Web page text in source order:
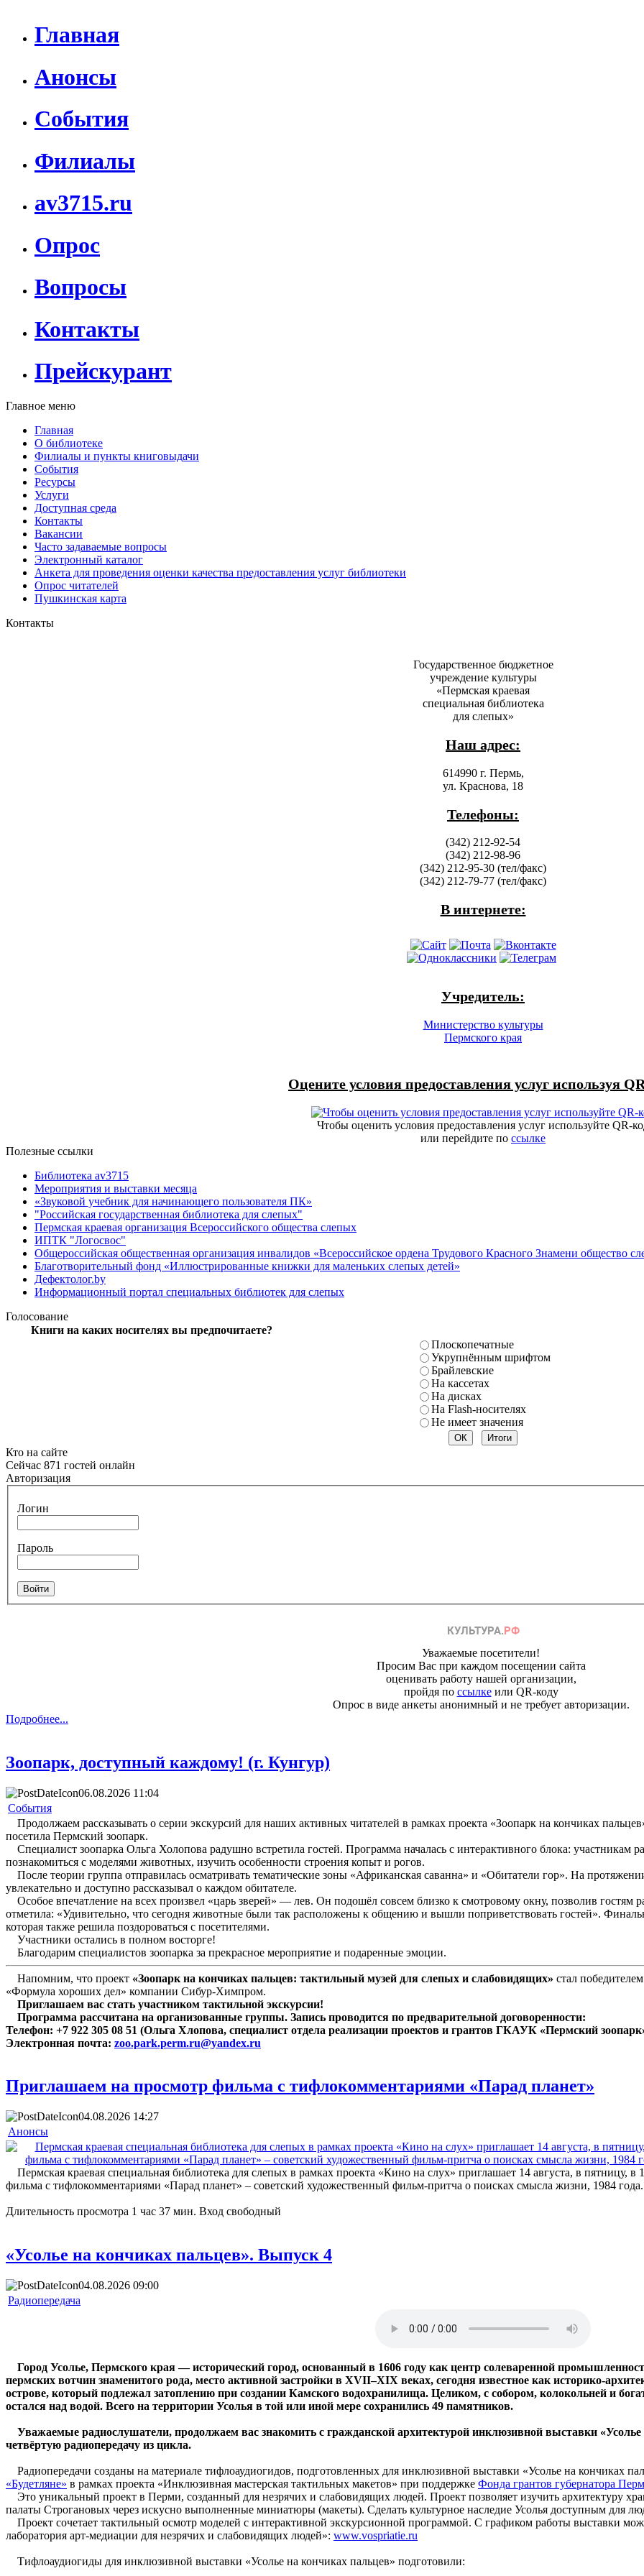
Главная
Анонсы
События
Филиалы
av3715.ru
Опрос
Вопросы
Контакты
Прейскурант
Главное меню
Главная
О библиотеке
Филиалы и пункты книговыдачи
События
Ресурсы
Услуги
Доступная среда
Контакты
Вакансии
Часто задаваемые вопросы
Электронный каталог
Анкета для проведения оценки качества предоставления услуг библиотеки
Опрос читателей
Пушкинская карта
Контакты
Государственное бюджетное
учреждение культуры
«Пермская краевая
специальная библиотека
для слепых»
Наш адрес:
614990 г. Пермь,
ул. Краснова, 18
Телефоны:
(342) 212-92-54
(342) 212-98-96
(342) 212-95-30 (тел/факс)
(342) 212-79-77 (тел/факс)
В интернете:
Учредитель:
Министерство культуры
Пермского края
Оцените условия предоставления услуг используя
Чтобы оценить условия предоставления услуг используйте QR-
или перейдите по ссылке
Полезные ссылки
Библиотека av3715
Мероприятия и выставки месяца
«Звуковой учебник для начинающего пользователя ПК»
"Российская государственная библиотека для слепых"
Пермская краевая организация Всероссийского общества слепых
ИПТК "Логосвос"
Общероссийская общественная организация инвалидов «Всероссийское ордена Трудового Красного Знамени общество
Благотворительный фонд «Иллюстрированные книжки для маленьких слепых детей»
Дефектолог.by
Информационный портал специальных библиотек для слепых
Голосование
Книги на каких носителях вы предпочитаете?
Плоскопечатные
Укрупнённым шрифтом
Брайлевские
На кассетах
На дисках
На Flash-носителях
Не имеет значения
Кто на сайте
Сейчас 871 гостей онлайн
Авторизация
Логин
Пароль
Уважаемые посетители!
Просим Вас при каждом посещении сайта
оценивать работу нашей организации,
пройдя по ссылкеили QR-коду
Опрос в виде анкеты анонимный и не требует авторизации.
Подробнее...
Зоопарк, доступный каждому! (г. Кунгур)
06.08.2026 11:04
События
Продолжаем рассказывать о серии экскурсий для наших активных читателей в рамках проекта «Зоопарк на кончиках
посетила Пермский зоопарк.
Специалист зоопарка Ольга Холопова радушно встретила гостей. Программа началась с интерактивного блока: участникам
познакомиться с моделями животных, изучить особенности строения копыт и рогов.
После теории группа отправилась осматривать тематические зоны «Африканская саванна» и «Обитатели гор». На
увлекательно и доступно рассказывал о каждом обитателе.
Особое впечатление на всех произвел «царь зверей» — лев. Он подошёл совсем близко к смотровому окну, позволив гостям
отметила: «Удивительно, что сегодня животные были так расположены к общению и вышли поприветствовать гостей».
которая также решила поздороваться с посетителями.
Участники остались в полном восторге!
Благодарим специалистов зоопарка за прекрасное мероприятие и подаренные эмоции.
Напомним, что проект «Зоопарк на кончиках пальцев: тактильный музей для слепых и слабовидящих» стал
«Формула хороших дел» компании Сибур-Химпром.
Приглашаем вас стать участником тактильной экскурсии!
Программа рассчитана на организованные группы. Запись проводится по предварительной договоренности:
Телефон: +7 922 305 08 51 (Ольга Хлопова, специалист отдела реализации проектов и грантов ГКАУК «Пермский
Электронная почта: zoo.park.perm.ru@yandex.ru
Приглашаем на просмотр фильма с тифлокомментариями «Парад планет»
04.08.2026 14:27
Анонсы
Пермская краевая специальная библиотека для слепых в рамках проекта «Кино на слух» приглашает 14 августа, в пятницу,
фильма с тифлокомментариями «Парад планет» – советский художественный фильм-притча о поисках смысла жизни, 1984 года.
Длительность просмотра 1 час 37 мин. Вход свободный
«Усолье на кончиках пальцев». Выпуск 4
04.08.2026 09:00
Радиопередача
Город Усолье, Пермского края — исторический город, основанный в 1606 году как центр солеваренной
пермских вотчин знаменитого рода, место активной застройки в XVII–XIX веках, сегодня известное как историко-
острове, который подлежал затоплению при создании Камского водохранилища. Целиком, с собором, колокольней и
остался над водой. Всего на территории Усолья в той или иной мере сохранились 49 памятников.
Уважаемые радиослушатели, продолжаем вас знакомить с гражданской архитектурой инклюзивной выставки
четвёртую радиопередачу из цикла.
Радиопередачи созданы на материале тифлоаудиогидов, подготовленных для инклюзивной выставки «Усолье на кончиках
«Будетляне» в рамках проекта «Инклюзивная мастерская тактильных макетов» при поддержке Фонда грантов губернатора
Это уникальный проект в Перми, созданный для незрячих и слабовидящих людей. Проект позволяет изучить архитектуру
палаты Строгановых через искусно выполненные миниатюры (макеты). Сделать культурное наследие Усолья доступным для
Проект сочетает тактильный осмотр моделей с интерактивной экскурсионной программой. С графиком работы выставки
лаборатория арт-медиации для незрячих и слабовидящих людей»: www.vospriatie.ru
Тифлоаудиогиды для инклюзивной выставки «Усолье на кончиках пальцев» подготовили: